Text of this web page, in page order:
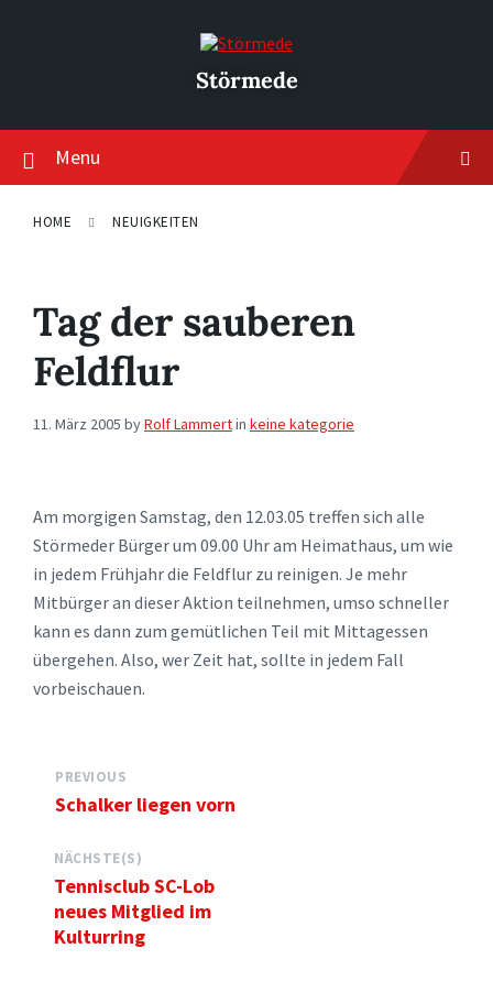
Störmede
Menu
HOME NEUIGKEITEN
Tag der sauberen
Feldflur
11. März 2005 byRolf Lammertin keine kategorie
Am morgigen Samstag, den 12.03.05 treffen sich alle
Störmeder Bürger um 09.00 Uhr am Heimathaus, um wie
in jedem Frühjahr die Feldflur zu reinigen. Je mehr
Mitbürger an dieser Aktion teilnehmen, umso schneller
kann es dann zum gemütlichen Teil mit Mittagessen
übergehen. Also, wer Zeit hat, sollte in jedem Fall
vorbeischauen.
PREVIOUS
Schalker liegen vorn
NÄCHSTE(S)
Tennisclub SC-Lob
neues Mitglied im
Kulturring